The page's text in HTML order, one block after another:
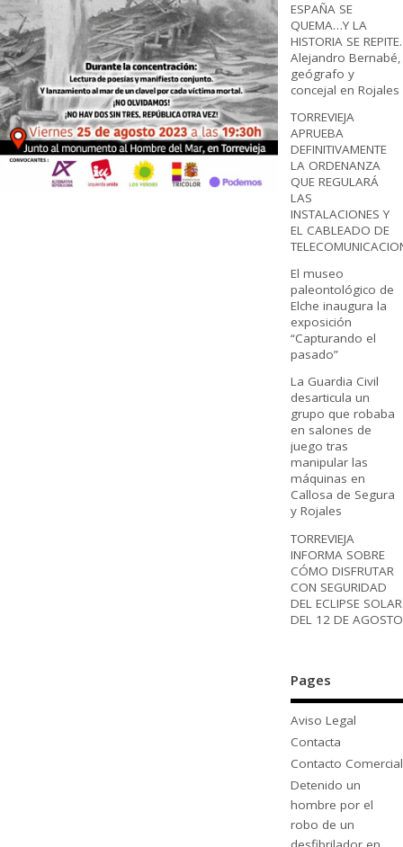
ESPAÑA SE
QUEMA…Y LA
HISTORIA SE REPITE.
Alejandro Bernabé,
geógrafo y
concejal en Rojales
TORREVIEJA
APRUEBA
DEFINITIVAMENTE
LA ORDENANZA
QUE REGULARÁ
LAS
INSTALACIONES Y
EL CABLEADO DE
El museo
paleontológico de
Elche inaugura la
exposición
“Capturando el
pasado”
La Guardia Civil
desarticula un
grupo que robaba
en salones de
juego tras
manipular las
máquinas en
Callosa de Segura
y Rojales
TORREVIEJA
INFORMA SOBRE
CÓMO DISFRUTAR
CON SEGURIDAD
DEL ECLIPSE SOLAR
DEL 12 DE AGOSTO
Pages
Aviso Legal
Contacta
Contacto Comercial
Detenido un
hombre por el
robo de un